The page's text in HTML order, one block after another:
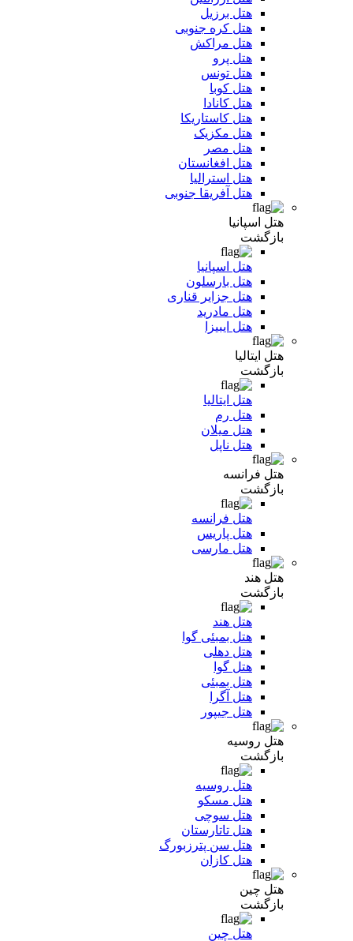
هتل برزیل
هتل کره جنوبی
هتل مراکش
هتل پرو
هتل تونس
هتل کوبا
هتل کانادا
هتل کاستاریکا
هتل مکزیک
هتل مصر
هتل افغانستان
هتل استرالیا
هتل آفریقا جنوبی
هتل اسپانیا
بازگشت
هتل اسپانیا
هتل بارسلون
هتل جزایر قناری
هتل مادرید
هتل ایبیزا
هتل ایتالیا
بازگشت
هتل ایتالیا
هتل رم
هتل میلان
هتل ناپل
هتل فرانسه
بازگشت
هتل فرانسه
هتل پاریس
هتل مارسی
هتل هند
بازگشت
هتل هند
هتل بمبئی گوا
هتل دهلی
هتل گوا
هتل بمبئی
هتل آگرا
هتل جیپور
هتل روسیه
بازگشت
هتل روسیه
هتل مسکو
هتل سوچی
هتل تاتارستان
هتل سن پترزبورگ
هتل کازان
هتل چین
بازگشت
هتل چین